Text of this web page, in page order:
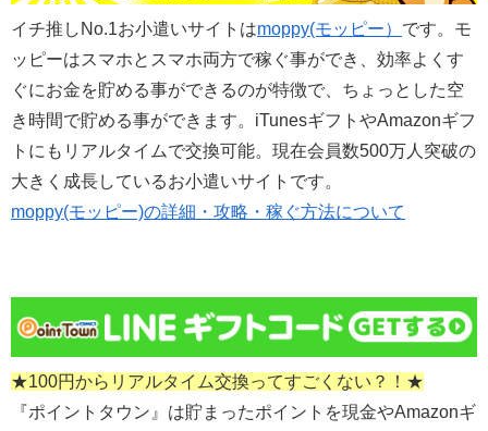
イチ推しNo.1お小遣いサイトはmoppy(モッピー） です。モ
ッピーはスマホとスマホ両方で稼ぐ事ができ、効率よくす
ぐにお金を貯める事ができるのが特徴で、ちょっとした空
き時間で貯める事ができます。iTunesギフトやAmazonギフ
トにもリアルタイムで交換可能。現在会員数500万人突破の
大きく成長しているお小遣いサイトです。
moppy(モッピー)の詳細・攻略・稼ぐ方法について
★100円からリアルタイム交換ってすごくない？！★
『ポイントタウン』は貯まったポイントを現金やAmazonギ